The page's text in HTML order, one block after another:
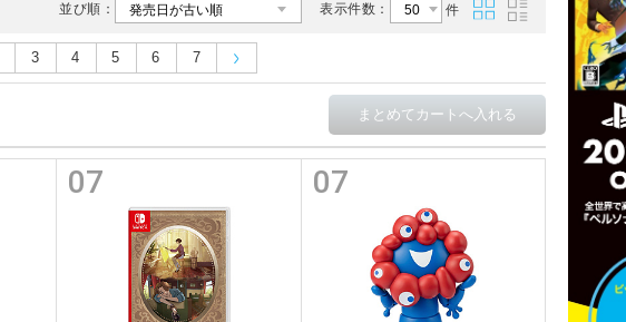
並び順： 表示件数： 件
3 4 5 6 7
07 07